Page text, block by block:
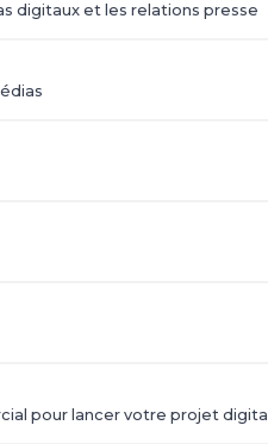
digitaux et les relations presse
pour lancer votre projet digital